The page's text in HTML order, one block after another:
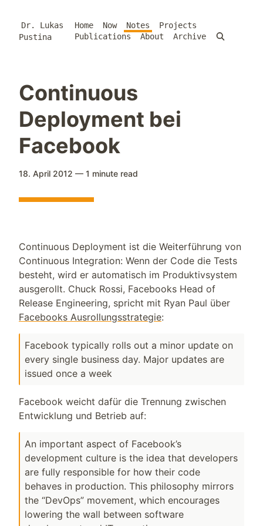
Dr. Lukas
Pustina
Home Now Notes
Projects
Publications
About Archive
Continuous
Deployment bei
Facebook
18. April 2012 — 1 minute read
Continuous Deployment ist die Weiterführung von
Continuous Integration: Wenn der Code die Tests
besteht, wird er automatisch im Produktivsystem
ausgerollt. Chuck Rossi, Facebooks Head of
Release Engineering, spricht mit Ryan Paul über
Facebooks Ausrollungsstrategie:
Facebook typically rolls out a minor update on
every single business day. Major updates are
issued once a week
Facebook weicht dafür die Trennung zwischen
Entwicklung und Betrieb auf:
An important aspect of Facebook’s
development culture is the idea that developers
are fully responsible for how their code
behaves in production. This philosophy mirrors
the “DevOps” movement, which encourages
lowering the wall between software